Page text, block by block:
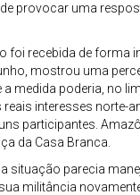
provocar uma
foi recebida de forma
junho, mostrou uma
a medida poderia, no
interesses norte-
participantes.
da Casa Branca.
situação parecia
militância